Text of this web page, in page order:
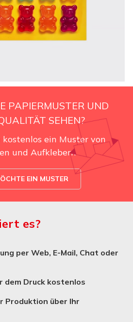
zur Hochzeitsfeier
zur Hochzeit
PAPIERMUSTER UND
SEHEN?
kostenlos ein Muster von
und Aufklebern
EIN MUSTER
es?
per Web, E-Mail, Chat oder
dem Druck kostenlos
Produktion über Ihr